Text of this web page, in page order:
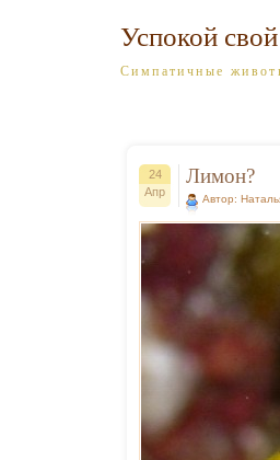
Успокой
Симпатичные
24
Апр
Лимон?
Автор: